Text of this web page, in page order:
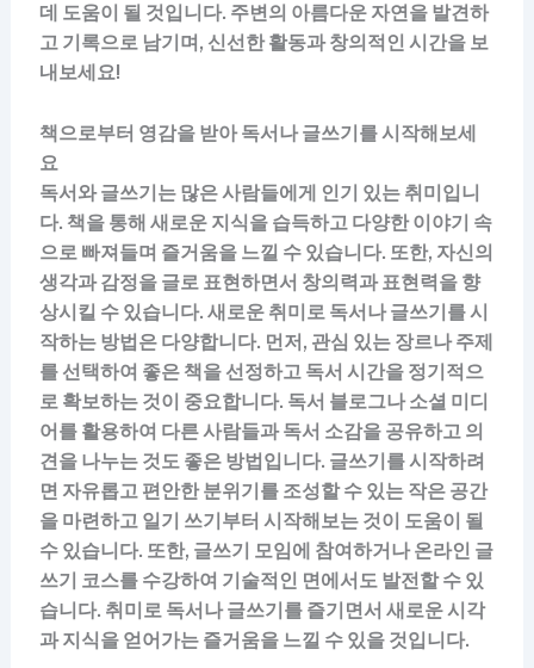
데 도움이 될 것입니다. 주변의 아름다운 자연을 발견하
고 기록으로 남기며, 신선한 활동과 창의적인 시간을 보
내보세요!
책으로부터 영감을 받아 독서나 글쓰기를 시작해보세
요
독서와 글쓰기는 많은 사람들에게 인기 있는 취미입니
다. 책을 통해 새로운 지식을 습득하고 다양한 이야기 속
으로 빠져들며 즐거움을 느낄 수 있습니다. 또한, 자신의
생각과 감정을 글로 표현하면서 창의력과 표현력을 향
상시킬 수 있습니다. 새로운 취미로 독서나 글쓰기를 시
작하는 방법은 다양합니다. 먼저, 관심 있는 장르나 주제
를 선택하여 좋은 책을 선정하고 독서 시간을 정기적으
로 확보하는 것이 중요합니다. 독서 블로그나 소셜 미디
어를 활용하여 다른 사람들과 독서 소감을 공유하고 의
견을 나누는 것도 좋은 방법입니다. 글쓰기를 시작하려
면 자유롭고 편안한 분위기를 조성할 수 있는 작은 공간
을 마련하고 일기 쓰기부터 시작해보는 것이 도움이 될
수 있습니다. 또한, 글쓰기 모임에 참여하거나 온라인 글
쓰기 코스를 수강하여 기술적인 면에서도 발전할 수 있
습니다. 취미로 독서나 글쓰기를 즐기면서 새로운 시각
과 지식을 얻어가는 즐거움을 느낄 수 있을 것입니다.